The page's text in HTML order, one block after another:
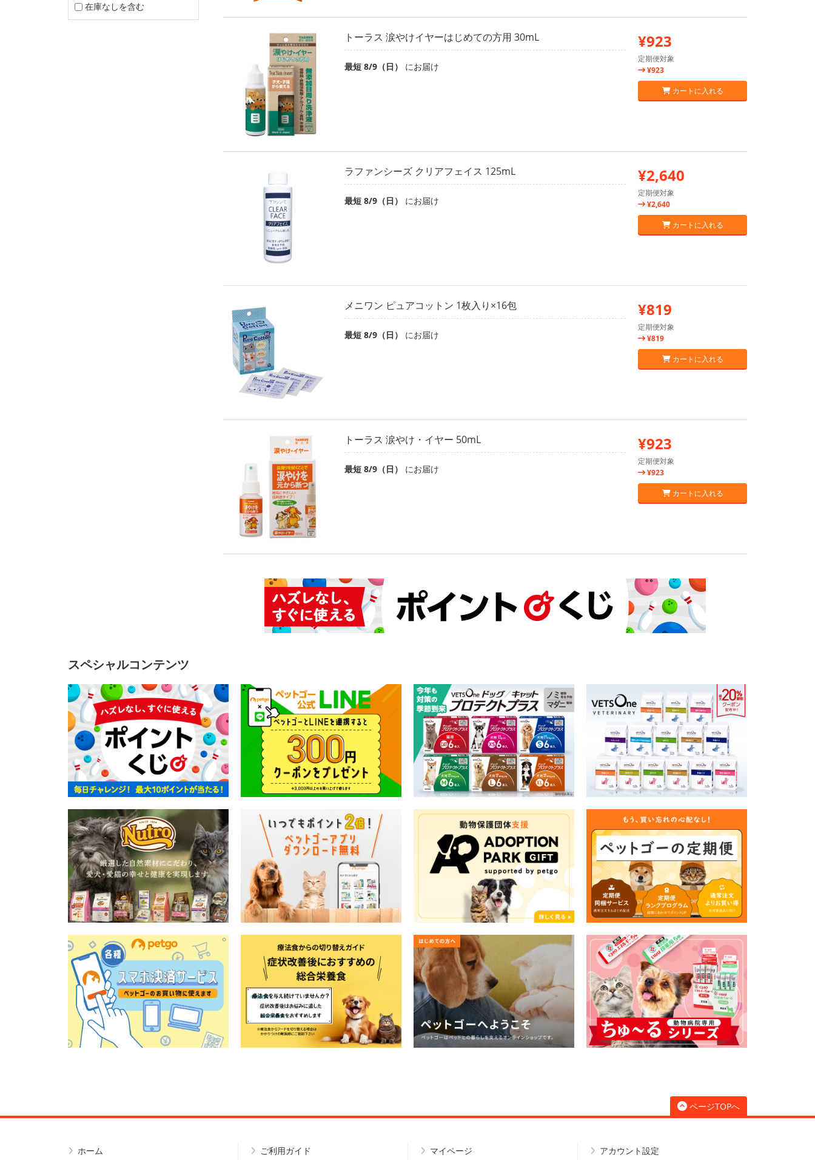
在庫なしを含む
トーラス 涙やけイヤーはじめての方用 30mL
最短 8/9（日） にお届け
¥923
定期便対象
¥923
カートに入れる
ラファンシーズ クリアフェイス 125mL
最短 8/9（日） にお届け
¥2,640
定期便対象
¥2,640
カートに入れる
メニワン ピュアコットン 1枚入り×16包
最短 8/9（日） にお届け
¥819
定期便対象
¥819
カートに入れる
トーラス 涙やけ・イヤー 50mL
最短 8/9（日） にお届け
¥923
定期便対象
¥923
カートに入れる
スペシャルコンテンツ
ページTOPへ
ホーム ご利用ガイド マイページ アカウント設定